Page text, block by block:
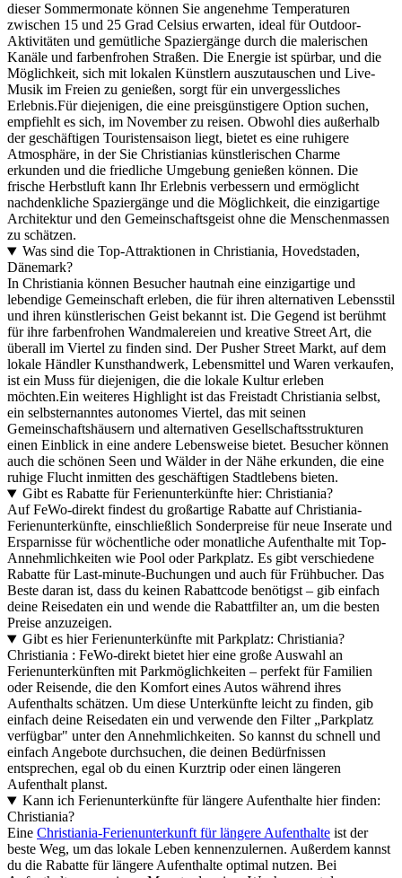
dieser Sommermonate können Sie angenehme Temperaturen
zwischen 15 und 25 Grad Celsius erwarten, ideal für Outdoor-
Aktivitäten und gemütliche Spaziergänge durch die malerischen
Kanäle und farbenfrohen Straßen. Die Energie ist spürbar, und die
Möglichkeit, sich mit lokalen Künstlern auszutauschen und Live-
Musik im Freien zu genießen, sorgt für ein unvergessliches
Erlebnis.Für diejenigen, die eine preisgünstigere Option suchen,
empfiehlt es sich, im November zu reisen. Obwohl dies außerhalb
der geschäftigen Touristensaison liegt, bietet es eine ruhigere
Atmosphäre, in der Sie Christianias künstlerischen Charme
erkunden und die friedliche Umgebung genießen können. Die
frische Herbstluft kann Ihr Erlebnis verbessern und ermöglicht
nachdenkliche Spaziergänge und die Möglichkeit, die einzigartige
Architektur und den Gemeinschaftsgeist ohne die Menschenmassen
zu schätzen.
Was sind die Top-Attraktionen in Christiania, Hovedstaden,
Dänemark?
In Christiania können Besucher hautnah eine einzigartige und
lebendige Gemeinschaft erleben, die für ihren alternativen Lebensstil
und ihren künstlerischen Geist bekannt ist. Die Gegend ist berühmt
für ihre farbenfrohen Wandmalereien und kreative Street Art, die
überall im Viertel zu finden sind. Der Pusher Street Markt, auf dem
lokale Händler Kunsthandwerk, Lebensmittel und Waren verkaufen,
ist ein Muss für diejenigen, die die lokale Kultur erleben
möchten.Ein weiteres Highlight ist das Freistadt Christiania selbst,
ein selbsternanntes autonomes Viertel, das mit seinen
Gemeinschaftshäusern und alternativen Gesellschaftsstrukturen
einen Einblick in eine andere Lebensweise bietet. Besucher können
auch die schönen Seen und Wälder in der Nähe erkunden, die eine
ruhige Flucht inmitten des geschäftigen Stadtlebens bieten.
Gibt es Rabatte für Ferienunterkünfte hier: Christiania?
Auf FeWo-direkt findest du großartige Rabatte auf Christiania-
Ferienunterkünfte, einschließlich Sonderpreise für neue Inserate und
Ersparnisse für wöchentliche oder monatliche Aufenthalte mit Top-
Annehmlichkeiten wie Pool oder Parkplatz. Es gibt verschiedene
Rabatte für Last-minute-Buchungen und auch für Frühbucher. Das
Beste daran ist, dass du keinen Rabattcode benötigst – gib einfach
deine Reisedaten ein und wende die Rabattfilter an, um die besten
Preise anzuzeigen.
Gibt es hier Ferienunterkünfte mit Parkplatz: Christiania?
Christiania : FeWo-direkt bietet hier eine große Auswahl an
Ferienunterkünften mit Parkmöglichkeiten – perfekt für Familien
oder Reisende, die den Komfort eines Autos während ihres
Aufenthalts schätzen. Um diese Unterkünfte leicht zu finden, gib
einfach deine Reisedaten ein und verwende den Filter „Parkplatz
verfügbar" unter den Annehmlichkeiten. So kannst du schnell und
einfach Angebote durchsuchen, die deinen Bedürfnissen
entsprechen, egal ob du einen Kurztrip oder einen längeren
Aufenthalt planst.
Kann ich Ferienunterkünfte für längere Aufenthalte hier finden:
Christiania?
Eine Christiania-Ferienunterkunft für längere Aufenthalte ist der
beste Weg, um das lokale Leben kennenzulernen. Außerdem kannst
du die Rabatte für längere Aufenthalte optimal nutzen. Bei